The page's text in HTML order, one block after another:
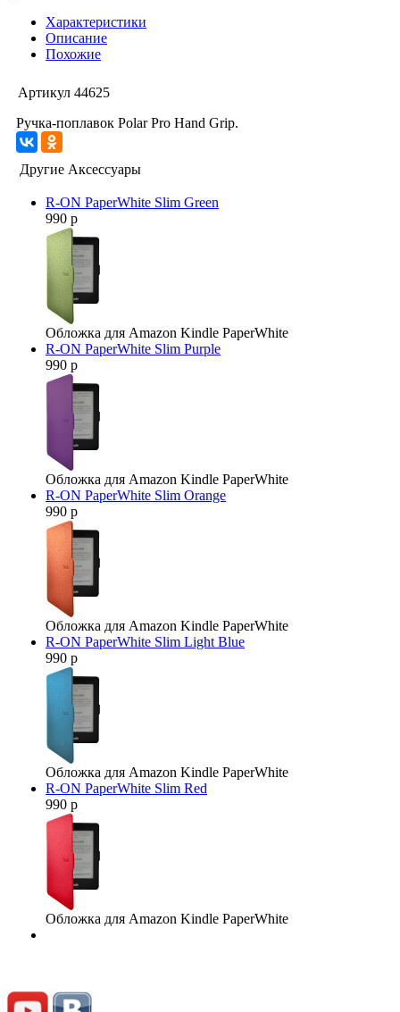
Характеристики
Описание
Похожие
Артикул 44625
Ручка-поплавок Polar Pro Hand Grip.
Другие Аксессуары
R-ON PaperWhite Slim Green
990 р
Обложка для Amazon Kindle PaperWhite
R-ON PaperWhite Slim Purple
990 р
Обложка для Amazon Kindle PaperWhite
R-ON PaperWhite Slim Orange
990 р
Обложка для Amazon Kindle PaperWhite
R-ON PaperWhite Slim Light Blue
990 р
Обложка для Amazon Kindle PaperWhite
R-ON PaperWhite Slim Red
990 р
Обложка для Amazon Kindle PaperWhite